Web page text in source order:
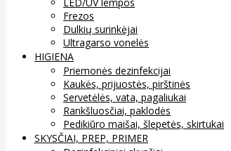
Frezos
Dulkių surinkėjai
Ultragarso vonelės
HIGIENA
Priemonės dezinfekcijai
Kaukės, prijuostės, pirštinės
Servetėlės, vata, pagaliukai
Rankšluosčiai, paklodės
Pedikiūro maišai, šlepetės, skirtukai
SKYSČIAI, PREP, PRIMER